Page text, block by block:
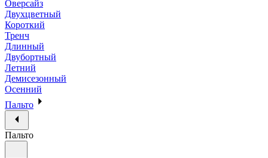
Оверсайз
Двухцветный
Короткий
Тренч
Длинный
Двубортный
Летний
Демисезонный
Осенний
Пальто
Пальто